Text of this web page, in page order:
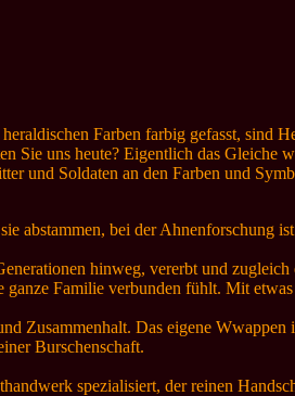
Farben farbig gefasst, sind
uns heute? Eigentlich das Gleiche
und Soldaten an den Farben und
abstammen, bei der Ahnenforschung
hinweg, vererbt und
Familie verbunden fühlt. Mit
Zusammenhalt. Das eigene
Burschenschaft.
spezialisiert, der reinen